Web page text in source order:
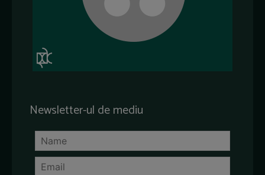
Newsletter-ul de mediu